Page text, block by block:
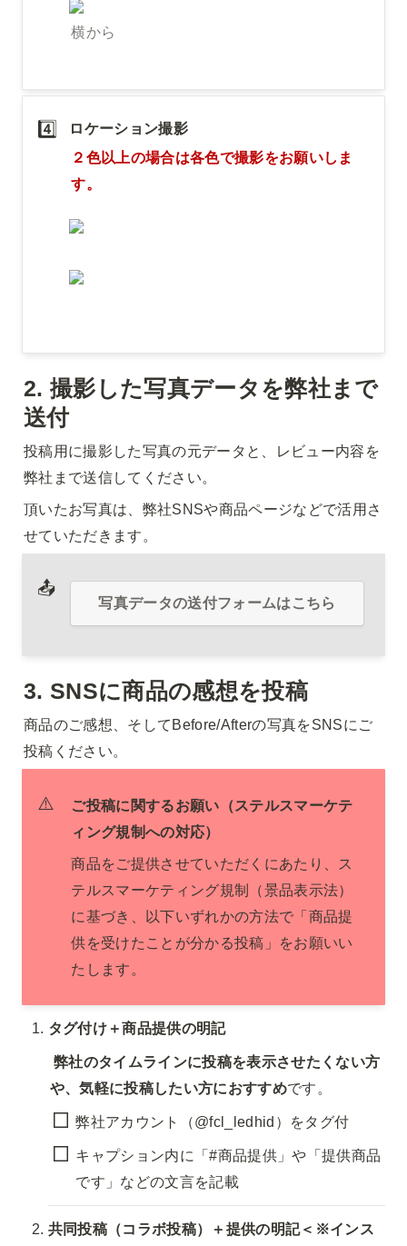
横から
4️⃣
ロケーション撮影
２色以上の場合は各色で撮影をお願いしま
す。
2. 撮影した写真データを弊社まで
送付
投稿用に撮影した写真の元データと、レビュー内容を
弊社まで送信してください。
頂いたお写真は、弊社SNSや商品ページなどで活用さ
せていただきます。
📤
写真データの送付フォームはこちら
3. SNSに商品の感想を投稿
商品のご感想、そしてBefore/Afterの写真をSNSにご
投稿ください。
⚠️
ご投稿に関するお願い（ステルスマーケテ
ィング規制への対応）
商品をご提供させていただくにあたり、ス
テルスマーケティング規制（景品表示法）
に基づき、以下いずれかの方法で「商品提
供を受けたことが分かる投稿」をお願いい
たします。
タグ付け＋商品提供の明記
弊社のタイムラインに投稿を表示させたくない方
や、気軽に投稿したい方におすすめです。
弊社アカウント（@fcl_ledhid）をタグ付
キャプション内に「#商品提供」や「提供商品
です」などの文言を記載
共同投稿（コラボ投稿）＋提供の明記＜※インス